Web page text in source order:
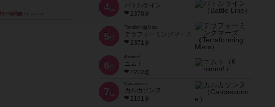
約12時間前by jurong
4位
バトルライン
2378名
5位
Terraforming Mars
テラフォーミングマーズ
2371名
6位
6 nimmt!
ニムト
2202名
7位
Carcassonne
カルカソンヌ
2191名